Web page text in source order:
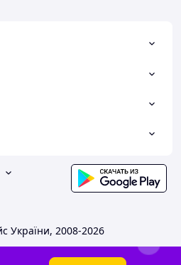
України, 2008-2026